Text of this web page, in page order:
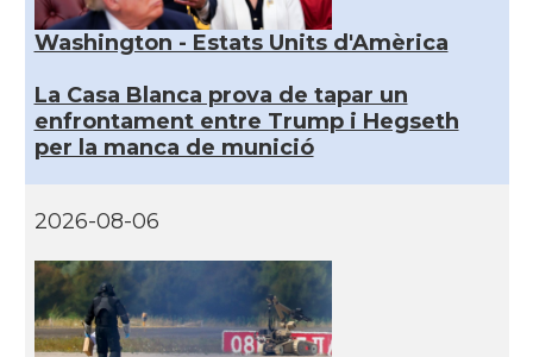
Washington - Estats Units d'Amèrica
La Casa Blanca prova de tapar un
enfrontament entre Trump i Hegseth
per la manca de munició
2026-08-06